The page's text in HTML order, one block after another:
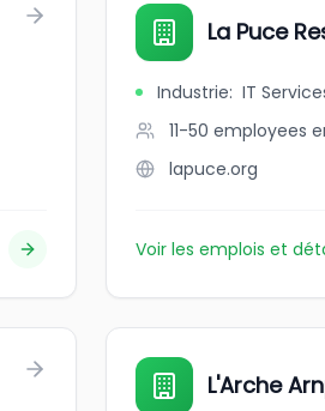
La Puce
Industrie: IT
11-50 employees
lapuce.org
Voir les emplois et
L'Arche